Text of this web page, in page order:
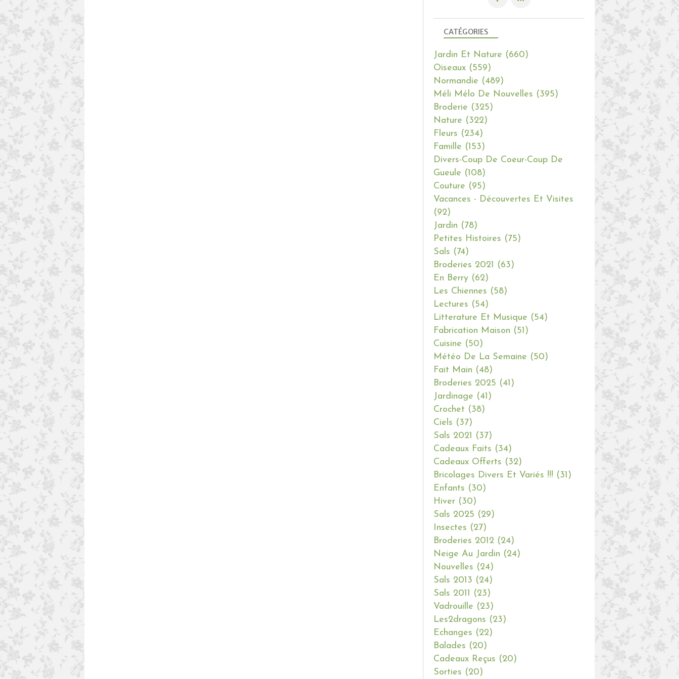
CATÉGORIES
Jardin Et Nature (660)
Oiseaux (559)
Normandie (489)
Méli Mélo De Nouvelles (395)
Broderie (325)
Nature (322)
Fleurs (234)
Famille (153)
Divers-Coup De Coeur-Coup De
Gueule (108)
Couture (95)
Vacances - Découvertes Et Visites
(92)
Jardin (78)
Petites Histoires (75)
Sals (74)
Broderies 2021
(63)
En Berry (62)
Les Chiennes (58)
Lectures (54)
Litterature Et Musique (54)
Fabrication Maison (51)
Cuisine (50)
Météo De La Semaine (50)
Fait Main (48)
Broderies 2025 (41)
Jardinage (41)
Crochet (38)
Ciels (37)
Sals 2021
(37)
Cadeaux Faits (34)
Cadeaux Offerts (32)
Bricolages Divers Et Variés !!! (31)
Enfants (30)
Hiver (30)
Sals 2025 (29)
Insectes (27)
Broderies 2012 (24)
Neige Au Jardin (24)
Nouvelles (24)
Sals 2013 (24)
Sals 2011
(23)
Vadrouille (23)
Les2dragons (23)
Echanges (22)
Balades (20)
Cadeaux Reçus (20)
Sorties (20)